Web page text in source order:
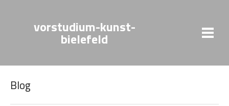
vorstudium-kunst-
bielefeld
Blog